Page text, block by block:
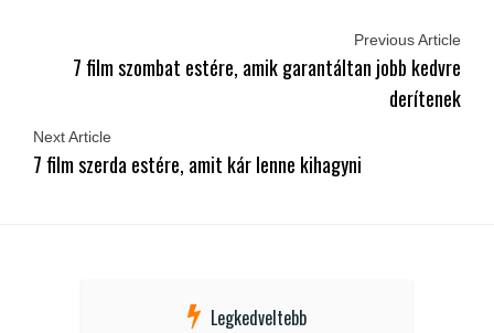
Previous Article
7 film szombat estére, amik garantáltan jobb kedvre
derítenek
Next Article
7 film szerda estére, amit kár lenne kihagyni
Legkedveltebb